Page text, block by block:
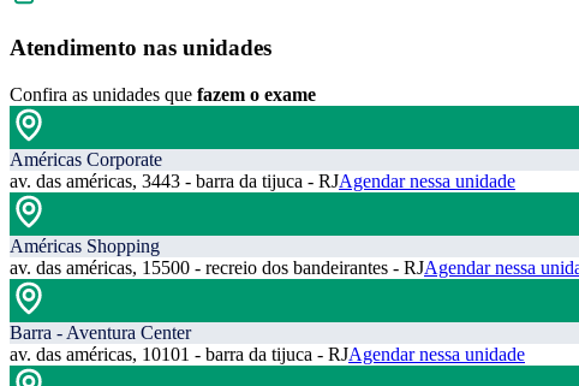
Atendimento nas unidades
Confira as unidades que fazem o exame
Américas Corporate
av. das américas, 3443 - barra da tijuca - RJAgendar nessa unidade
Américas Shopping
av. das américas, 15500 - recreio dos bandeirantes - RJAgendar nessa
Barra - Aventura Center
av. das américas, 10101 - barra da tijuca - RJAgendar nessa unidade